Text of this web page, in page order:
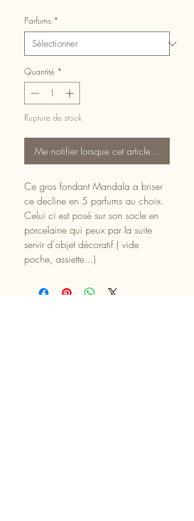
Parfums *
Quantité *
Rupture de stock
Me notifier lorsque cet article est
Ce gros fondant Mandala a briser
ce decline en 5 parfums au choix.
Celui ci est posé sur son socle en
porcelaine qui peux par la suite
servir d'objet décoratif ( vide
poche, assiette...)